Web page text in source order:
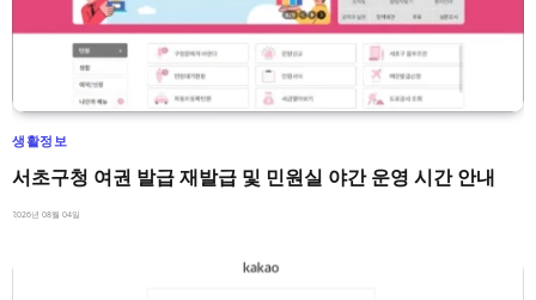
생활정보
서초구청 여권 발급 재발급 및 민원실 야간 운영 시간 안내
2026년 08월 04일